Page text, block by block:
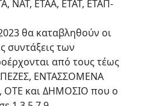
ΝΑΤ, ΕΤΑΑ, ΕΤΑΤ, ΕΤΑΠ-
θα καταβληθούν οι
συντάξεις των
από τους τέως
ΕΝΤΑΣΣΟΜΕΝΑ
ΟΤΕ και ΔΗΜΟΣΙΟ που ο